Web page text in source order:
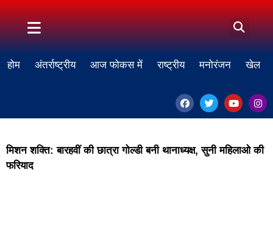
होम अंतर्राष्ट्रीय आज फोकस में राष्ट्रीय मनोरंजन खेल
मिशन शक्ति: बारहवीं की छात्रा गोल्डी बनी थानाध्यक्ष, सुनी महिलाओ की
फरियाद